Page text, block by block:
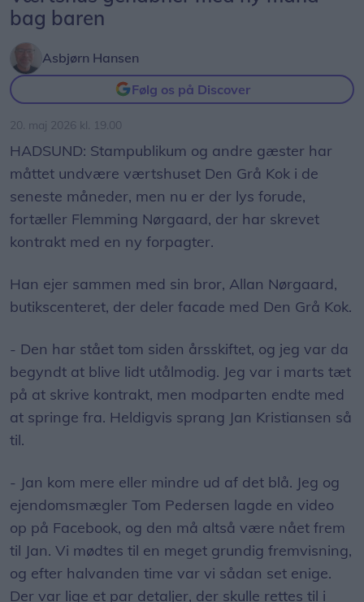
bag baren
Asbjørn Hansen
Følg os på Discover
20. maj 2026 kl. 19.00
HADSUND: Stampublikum og andre gæster har
måttet undvære værtshuset Den Grå Kok i de
seneste måneder, men nu er der lys forude,
fortæller Flemming Nørgaard, der har skrevet
kontrakt med en ny forpagter.
Han ejer sammen med sin bror, Allan Nørgaard,
butikscenteret, der deler facade med Den Grå Kok.
- Den har stået tom siden årsskiftet, og jeg var da
begyndt at blive lidt utålmodig. Jeg var i marts tæt
på at skrive kontrakt, men modparten endte med
at springe fra. Heldigvis sprang Jan Kristiansen så
til.
- Jan kom mere eller mindre ud af det blå. Jeg og
ejendomsmægler Tom Pedersen lagde en video
op på Facebook, og den må altså være nået frem
til Jan. Vi mødtes til en meget grundig fremvisning,
og efter halvanden time var vi sådan set enige.
Der var lige et par detaljer, der skulle rettes til i